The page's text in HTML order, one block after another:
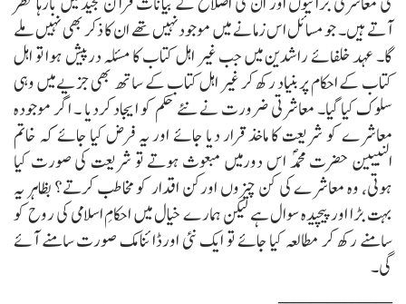
آتے ہیں۔ جو مسائل اس زمانے میں موجود نہیں تھے ان کا ذکر بھی نہیں ملے
گا۔ عہد خلفائے راشدین میں جب غیر اہل کتاب کا مسئلہ درپیش ہوا تو اہل
کتاب کے احکام پر بنیاد رکھ کر غیر اہل کتاب کے ساتھ بھی جزیے میں وہی
سلوک کیا گیا۔ معاشرتی ضرورت نے نئے حکم کو ایجاد کردیا ۔ اگر موجودہ
معاشرے کو شریعت کا ماخذ قرار دیا جائے اور یہ فرض کیا جائے کہ خاتم
النبیین حضرت محمدؐ اس دورمیں مبعوث ہوتے تو شریعت کی صورت کیا
ہوتی، وہ معاشرے کی کن چیزوں اورکن اقدار کو مخاطب کرتے؟ بظاہر یہ
بہت بڑا اورپیچیدہ سوال ہے لیکن ہمارے خیال میں احکامِ اسلامی کی روح کو
سامنے رکھ کر مطالعہ کیا جائے تو ایک نئی اورڈائنامک صورت سامنے آئے
گی۔